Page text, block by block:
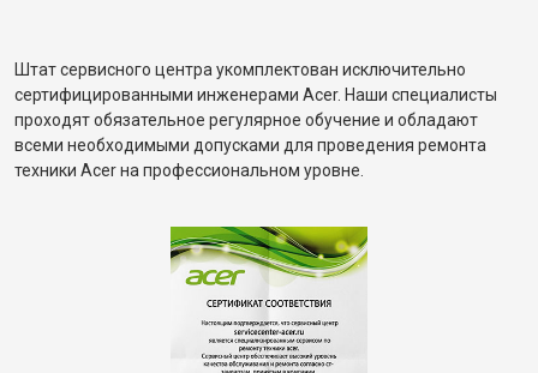
Штат сервисного центра укомплектован исключительно
сертифицированными инженерами Acer. Наши специалисты
проходят обязательное регулярное обучение и обладают
всеми необходимыми допусками для проведения ремонта
техники Acer на профессиональном уровне.